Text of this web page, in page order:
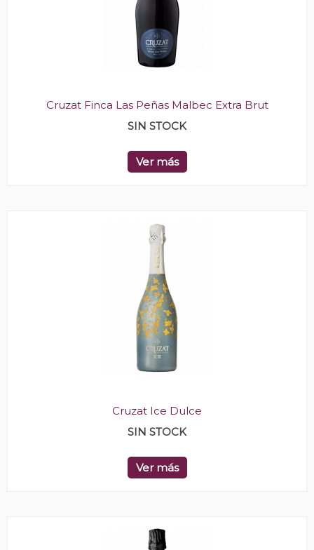
Cruzat Finca Las Peñas Malbec Extra Brut
SIN STOCK
Ver más
Cruzat Ice Dulce
SIN STOCK
Ver más